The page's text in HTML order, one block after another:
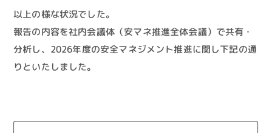
以上の様な状況でした。
報告の内容を社内会議体（安マネ推進全体会議）で共有・
分析し、2026年度の安全マネジメント推進に関し下記の通
りといたしました。